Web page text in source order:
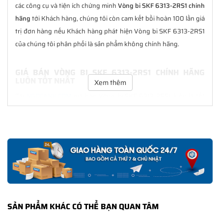
các công cụ và tiện ích chứng minhVòng bi SKF 6313-2RS1 chính
hãngtới Khách hàng, chúng tôi còn cam kết bồi hoàn 100 lần giá
trị đơn hàng nếu Khách hàng phát hiện Vòng bi SKF 6313-2RS1
của chúng tôi phân phối là sản phẩm không chính hãng.
GIÁ BÁN VÒNG BI SKF 6313-2RS1 CHÍNH HÃNG
nhất với nhiều ưu đãi kèm theo và các dịch vụ hẫu mãi sau bán
CHẾ ĐỘ BẢO HÀNH VÒNG BI SKF 6313-2RS1 CHÍNH
HÃNG
Tất cả các sản phẩm SKF chính hãng doSKF Ngọc Anhphân
phối đều được bảo hành chính hãng theo đúng tiêu chuẩn bảo
hành của nhà sản xuất.
Xem thêm
SẢN PHẨM KHÁC CÓ THỂ BẠN QUAN TÂM